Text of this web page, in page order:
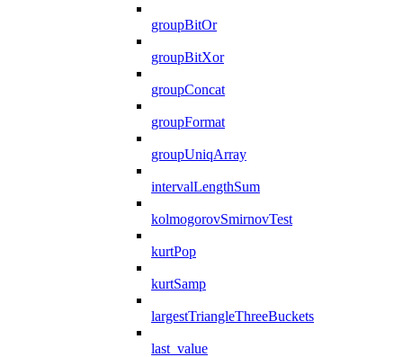
groupBitOr
groupBitXor
groupConcat
groupFormat
groupUniqArray
intervalLengthSum
kolmogorovSmirnovTest
kurtPop
kurtSamp
largestTriangleThreeBuckets
last_value